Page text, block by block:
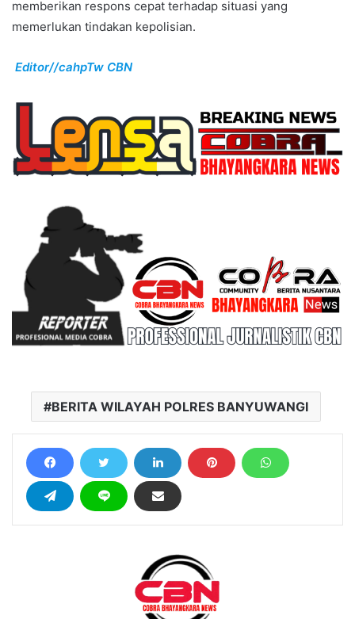
memberikan respons cepat terhadap situasi yang
memerlukan tindakan kepolisian.
Editor//cahpTw CBN
BERITA WILAYAH POLRES BANYUWANGI